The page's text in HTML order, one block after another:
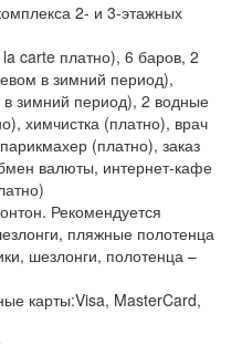
2- и 3-этажных
carte платно), 6 баров, 2
в зимний период),
зимний период), 2 водные
химчистка (платно), врач
(платно), заказ
валюты, интернет-кафе
Рекомендуется
пляжные полотенца
шезлонги, полотенца –
карты:Visa, MasterCard,